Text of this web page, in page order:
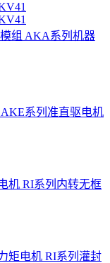
AKA系列机器
AKE系列准直驱电机
RI系列内转无框
RI系列灌封